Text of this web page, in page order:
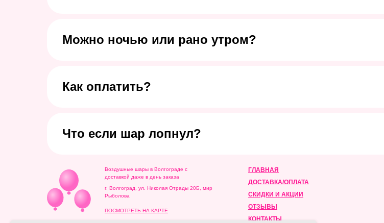
Можно ночью или рано утром?
Как оплатить?
Что если шар лопнул?
ОТЗЫВЫ
ГЛАВНАЯ
ДОСТАВКА/ОПЛАТА
СКИДКИ И АКЦИИ
КОНТАКТЫ
Воздушные шары в Волгограде с
доставкой даже в день заказа
г. Волгоград, ул. Николая Отрады 20Б, мир
Рыболова
ПОСМОТРЕТЬ НА КАРТЕ